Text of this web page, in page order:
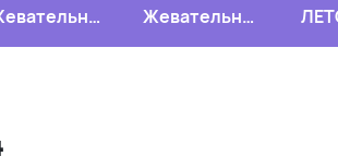
резинка
Жевательные
конфеты